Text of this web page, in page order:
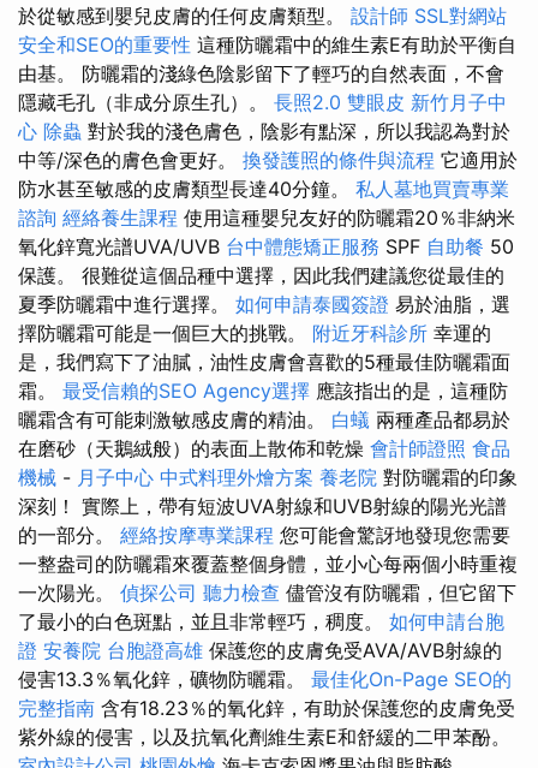
於從敏感到嬰兒皮膚的任何皮膚類型。 設計師 SSL對網站
安全和SEO的重要性 這種防曬霜中的維生素E有助於平衡自
由基。 防曬霜的淺綠色陰影留下了輕巧的自然表面，不會
隱藏毛孔（非成分原生孔）。 長照2.0 雙眼皮 新竹月子中
心 除蟲 對於我的淺色膚色，陰影有點深，所以我認為對於
中等/深色的膚色會更好。 換發護照的條件與流程 它適用於
防水甚至敏感的皮膚類型長達40分鐘。 私人墓地買賣專業
諮詢 經絡養生課程 使用這種嬰兒友好的防曬霜20％非納米
氧化鋅寬光譜UVA/UVB 台中體態矯正服務 SPF 自助餐 50
保護。 很難從這個品種中選擇，因此我們建議您從最佳的
夏季防曬霜中進行選擇。 如何申請泰國簽證 易於油脂，選
擇防曬霜可能是一個巨大的挑戰。 附近牙科診所 幸運的
是，我們寫下了油膩，油性皮膚會喜歡的5種最佳防曬霜面
霜。 最受信賴的SEO Agency選擇 應該指出的是，這種防
曬霜含有可能刺激敏感皮膚的精油。 白蟻 兩種產品都易於
在磨砂（天鵝絨般）的表面上散佈和乾燥 會計師證照 食品
機械 - 月子中心 中式料理外燴方案 養老院 對防曬霜的印象
深刻！ 實際上，帶有短波UVA射線和UVB射線的陽光光譜
的一部分。 經絡按摩專業課程 您可能會驚訝地發現您需要
一整盎司的防曬霜來覆蓋整個身體，並小心每兩個小時重複
一次陽光。 偵探公司 聽力檢查 儘管沒有防曬霜，但它留下
了最小的白色斑點，並且非常輕巧，稠度。 如何申請台胞
證 安養院 台胞證高雄 保護您的皮膚免受AVA/AVB射線的
侵害13.3％氧化鋅，礦物防曬霜。 最佳化On-Page SEO的
完整指南 含有18.23％的氧化鋅，有助於保護您的皮膚免受
紫外線的侵害，以及抗氧化劑維生素E和舒緩的二甲苯酚。